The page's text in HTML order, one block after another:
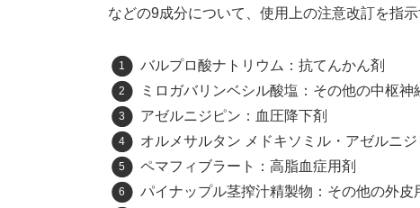
などの9成分について、使用上の注意改訂を指
バルプロ酸ナトリウム：抗てんかん剤
ミロガバリンベシル酸塩：その他の中枢神
アゼルニジピン：血圧降下剤
オルメサルタン メドキソミル・アゼルニ
ペマフィブラート：高脂血症用剤
パイナップル茎搾汁精製物：その他の外皮